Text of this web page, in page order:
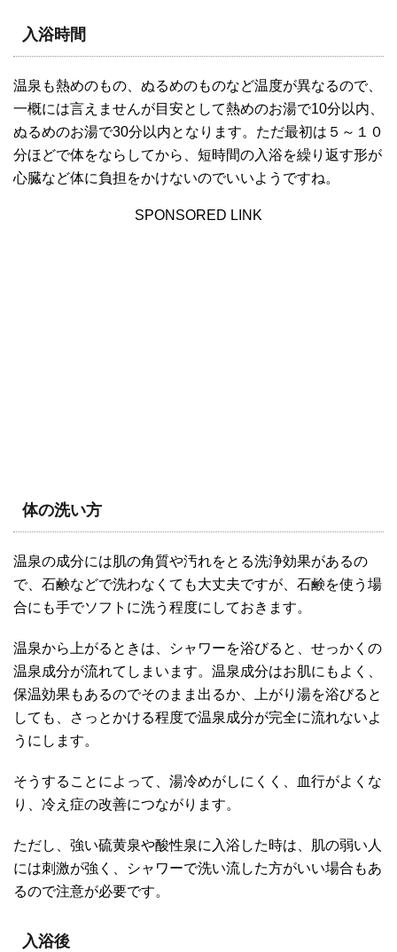
入浴時間
温泉も熱めのもの、ぬるめのものなど温度が異なるので、
一概には言えませんが目安として熱めのお湯で10分以内、
ぬるめのお湯で30分以内となります。ただ最初は５～１０
分ほどで体をならしてから、短時間の入浴を繰り返す形が
心臓など体に負担をかけないのでいいようですね。
SPONSORED LINK
体の洗い方
温泉の成分には肌の角質や汚れをとる洗浄効果があるの
で、石鹸などで洗わなくても大丈夫ですが、石鹸を使う場
合にも手でソフトに洗う程度にしておきます。
温泉から上がるときは、シャワーを浴びると、せっかくの
温泉成分が流れてしまいます。温泉成分はお肌にもよく、
保温効果もあるのでそのまま出るか、上がり湯を浴びると
しても、さっとかける程度で温泉成分が完全に流れないよ
うにします。
そうすることによって、湯冷めがしにくく、血行がよくな
り、冷え症の改善につながります。
ただし、強い硫黄泉や酸性泉に入浴した時は、肌の弱い人
には刺激が強く、シャワーで洗い流した方がいい場合もあ
るので注意が必要です。
入浴後